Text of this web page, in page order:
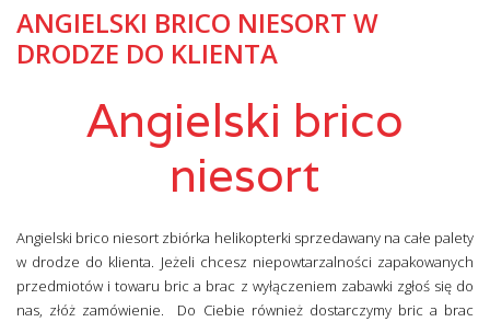
ANGIELSKI BRICO NIESORT W
DRODZE DO KLIENTA
Angielski brico
niesort
Angielski brico niesort zbiórka helikopterki sprzedawany na całe palety
w drodze do klienta. Jeżeli chcesz niepowtarzalności zapakowanych
przedmiotów i towaru bric a brac z wyłączeniem zabawki zgłoś się do
nas, złóż zamówienie. Do Ciebie również dostarczymy bric a brac